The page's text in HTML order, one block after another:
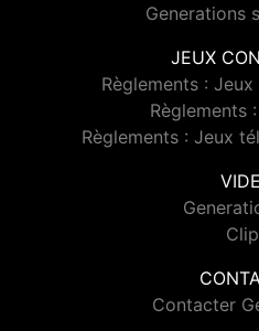
Generations
JEUX
Règlements :
Règlements
Règlements : Jeux
Contacter